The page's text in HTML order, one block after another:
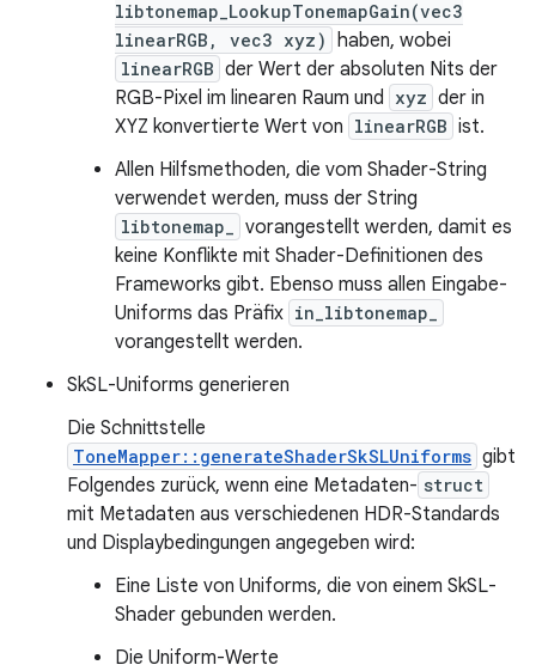
libtonemap_LookupTonemapGain(vec3
linearRGB, vec3 xyz) haben, wobei
linearRGB der Wert der absoluten Nits der
RGB-Pixel im linearen Raum und xyz der in
XYZ konvertierte Wert von linearRGB ist.
Allen Hilfsmethoden, die vom Shader-String
verwendet werden, muss der String
libtonemap_
vorangestellt werden, damit es
keine Konflikte mit Shader-Definitionen des
Frameworks gibt. Ebenso muss allen Eingabe-
Uniforms das Präfix in_libtonemap_
vorangestellt werden.
SkSL-Uniforms generieren
Die Schnittstelle
ToneMapper::generateShaderSkSLUniforms gibt
Folgendes zurück, wenn eine Metadaten- struct
mit Metadaten aus verschiedenen HDR-Standards
und Displaybedingungen angegeben wird:
Eine Liste von Uniforms, die von einem SkSL-
Shader gebunden werden.
Die Uniform-Werte